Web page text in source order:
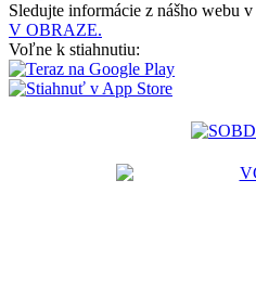
Sledujte informácie z nášho webu v
V OBRAZE.
Voľne k stiahnutiu: